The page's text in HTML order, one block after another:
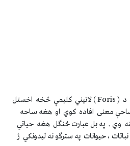
ځنګل يا ( Forest ) : کلیمه د ( Foris ) لاتيني کلیمې څخه اخستل
معنی افاده کوي او هغه ساحه
وي . په بل عبارت ځنګل هغه حياتي
، حيوانات په سترګو نه ليدونکي ژ